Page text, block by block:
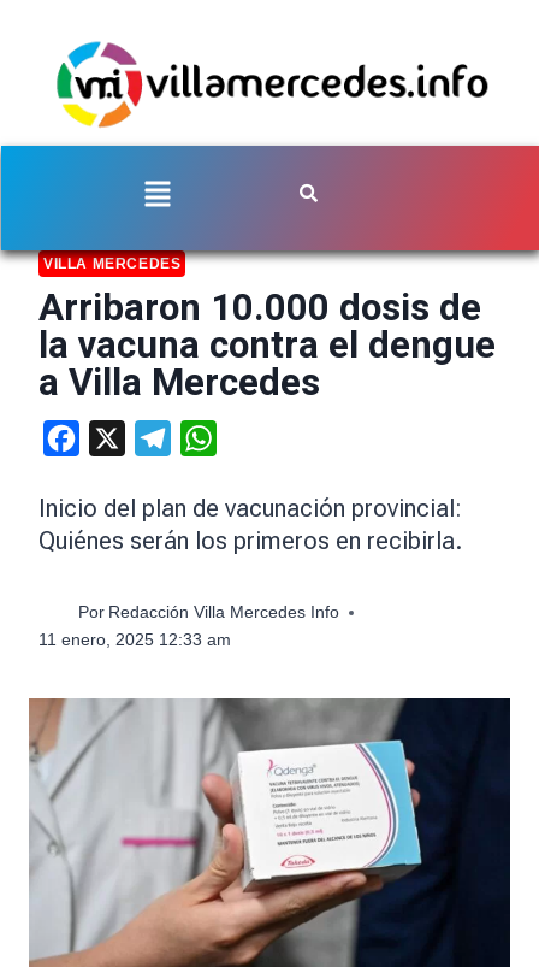
VILLA MERCEDES
Arribaron 10.000 dosis de
la vacuna contra el dengue
a Villa Mercedes
Facebook Telegram
Inicio del plan de vacunación provincial:
Quiénes serán los primeros en recibirla.
Por Redacción Villa Mercedes Info
11 enero, 2025 12:33 am